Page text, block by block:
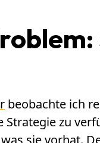
beobachte ich
zu
sie vorhat.